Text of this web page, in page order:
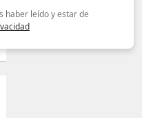
haber leído y estar de